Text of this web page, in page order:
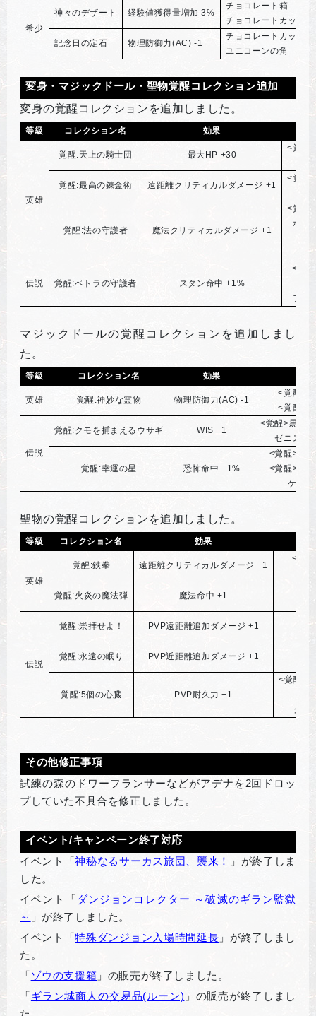
希少
神々のデザート 経験値獲得量増加 3%
チョコレート箱
チョコレートカップ
記念日の定石 物理防御力(AC) -1
チョコレートカップ
ユニコーンの角
変身・マジックドール・聖物覚醒コレクション追加
変身の覚醒コレクションを追加しました。
等級 コレクション名 効果
英雄
覚醒:天上の騎士団 最大HP +30
<覚醒
覚醒:最高の錬金術 遠距離クリティカルダメージ +1
<覚醒
覚醒:法の守護者 魔法クリティカルダメージ +1
<覚醒
ホー
伝説 覚醒:ペトラの守護者 スタン命中 +1%
<覚
ファ
マジックドールの覚醒コレクションを追加しまし
た。
等級 コレクション名 効果
英雄 覚醒:神妙な霊物 物理防御力(AC) -1
<覚醒>
<覚醒>
伝説
覚醒:クモを捕まえるウサギ WIS +1
<覚醒>黒マ
ゼニスク
覚醒:幸運の星 恐怖命中 +1%
<覚醒>黒
<覚醒>イ
ケレ
聖物の覚醒コレクションを追加しました。
等級 コレクション名 効果
英雄
覚醒:鉄拳 遠距離クリティカルダメージ +1
<覚
覚醒:火炎の魔法弾 魔法命中 +1
伝説
覚醒:崇拝せよ！ PVP遠距離追加ダメージ +1
覚醒:永遠の眠り PVP近距離追加ダメージ +1
覚醒:5個の心臓 PVP耐久力 +1
<覚醒>
グレ
その他修正事項
試練の森のドワーフランサーなどがアデナを2回ドロッ
プしていた不具合を修正しました。
イベント/キャンペーン終了対応
イベント「神秘なるサーカス旅団、襲来！
」が終了しま
した。
イベント「 ダンジョンコレクター
～破滅のギラン監獄
～ 」が終了しました。
イベント「特殊ダンジョン入場時間延長 」が終了しまし
た。
「ゾウの支援箱 」の販売が終了しました。
「ギラン城商人の交易品(ルーン) 」の販売が終了しまし
た。